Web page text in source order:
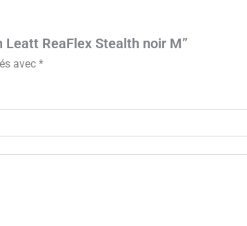
ReaFlex Stealth noir M”
avec *